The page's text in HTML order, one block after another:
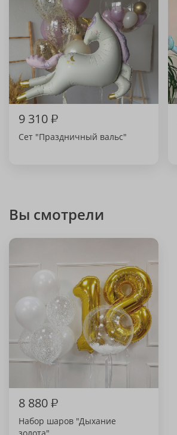
9 310₽
Сет "Праздничный вальс"
Вы смотрели
8 880₽
Набор шаров "Дыхание